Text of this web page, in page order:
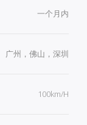
一个月内
广州，佛山，深圳
100km/H